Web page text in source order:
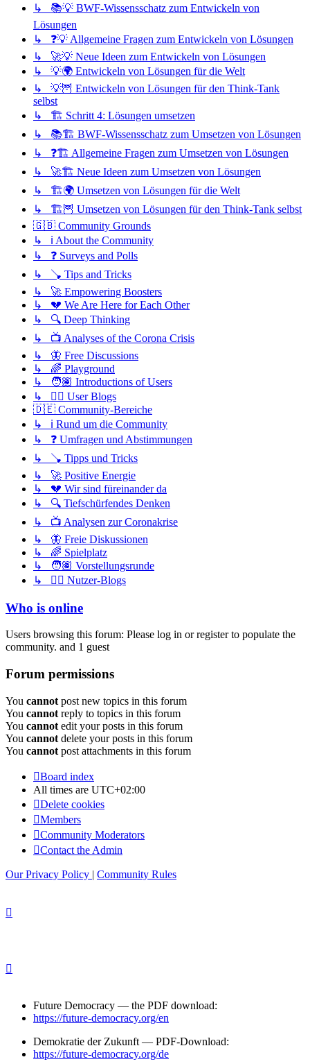
↳ 📚💡 BWF-Wissensschatz zum Entwickeln von
Lösungen
↳ ❓💡 Allgemeine Fragen zum Entwickeln von Lösungen
↳ 🚀💡 Neue Ideen zum Entwickeln von Lösungen
↳ 💡🌍 Entwickeln von Lösungen für die Welt
↳ 💡🦉 Entwickeln von Lösungen für den Think-Tank
selbst
↳ 🏗️ Schritt 4: Lösungen umsetzen
↳ 📚🏗️ BWF-Wissensschatz zum Umsetzen von Lösungen
↳ ❓🏗️ Allgemeine Fragen zum Umsetzen von Lösungen
↳ 🚀🏗️ Neue Ideen zum Umsetzen von Lösungen
↳ 🏗️🌍 Umsetzen von Lösungen für die Welt
↳ 🏗️🦉 Umsetzen von Lösungen für den Think-Tank selbst
🇬🇧 Community Grounds
↳ ℹ️ About the Community
↳ ❓ Surveys and Polls
↳ 🪠 Tips and Tricks
↳ 🚀 Empowering Boosters
↳ 💔 We Are Here for Each Other
↳ 🔍 Deep Thinking
↳ 📺 Analyses of the Corona Crisis
↳ 🦋 Free Discussions
↳ 🌈 Playground
↳ 🧑🏽 Introductions of Users
↳ ✍🏽 User Blogs
🇩🇪 Community-Bereiche
↳ ℹ️ Rund um die Community
↳ ❓ Umfragen und Abstimmungen
↳ 🪠 Tipps und Tricks
↳ 🚀 Positive Energie
↳ 💔 Wir sind füreinander da
↳ 🔍 Tiefschürfendes Denken
↳ 📺 Analysen zur Coronakrise
↳ 🦋 Freie Diskussionen
↳ 🌈 Spielplatz
↳ 🧑🏽 Vorstellungsrunde
↳ ✍🏽 Nutzer-Blogs
Who is online
Users browsing this forum: Please log in or register to populate the
community. and 1 guest
Forum permissions
You cannot post new topics in this forum
You cannot reply to topics in this forum
You cannot edit your posts in this forum
You cannot delete your posts in this forum
You cannot post attachments in this forum
Board index
All times are UTC+02:00
Delete cookies
Members
Community Moderators
Contact the Admin
Our Privacy Policy | Community Rules
Future Democracy — the PDF download:
https://future-democracy.org/en
Demokratie der Zukunft — PDF-Download:
https://future-democracy.org/de